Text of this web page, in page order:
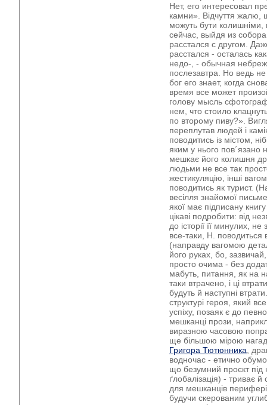
Нет, его интересовал
камни». Відчуття жалю,
можуть бути колишніми,
сейчас, выйдя из
расстался с другом.
расстался - осталась
недо-, - обычная
послезавтра. Но ведь
бог его знает, когда
время все может
голову мысль
нем, что стоило
по второму пиву?».
переплутав людей і
поводитись із містом,
яким у нього пов´язано
мешкає його колишня
людьми не все так
жестикуляцію, інші
поводитись як турист.
весілля знайомої
якої має підписану
цікаві подробити: від
до історії її минулих,
все-таки, Н. поводиться
(направду вагомою
його руках, бо,
просто очима - без
мабуть, питання, як на
таки втрачено, і ці
будуть й наступні
структурі героя, який
успіху, позаяк є до
мешканці прози,
виразною часовою
ще більшою мірою
Григора Тютюнника ,
водночас - етично
що безумний проєкт під
ґлобалізація) - триває
для мешканців
будучи скерованим